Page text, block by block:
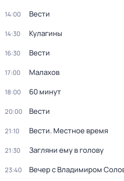
14:00 Вести
14:30 Кулагины
16:30 Вести
17:00 Малахов
18:00 60 минут
20:00 Вести
21:10 Вести. Местное время
21:30 Загляни ему в голову
23:40 Вечер с Владимиром